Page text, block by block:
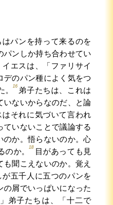
はパンを持って来るのを
パンしか持ち合わせてい
イエスは、「ファリサイ
デのパン種によく気をつ
。
16
弟子たちは、これは
いないからなのだ、と論
はそれに気づいて言われ
ていないことで議論する
のか。悟らないのか。心
のか。
18
目があっても見
も聞こえないのか。覚え
が五千人に五つのパンを
の屑でいっぱいになった
弟子たちは、「十二で